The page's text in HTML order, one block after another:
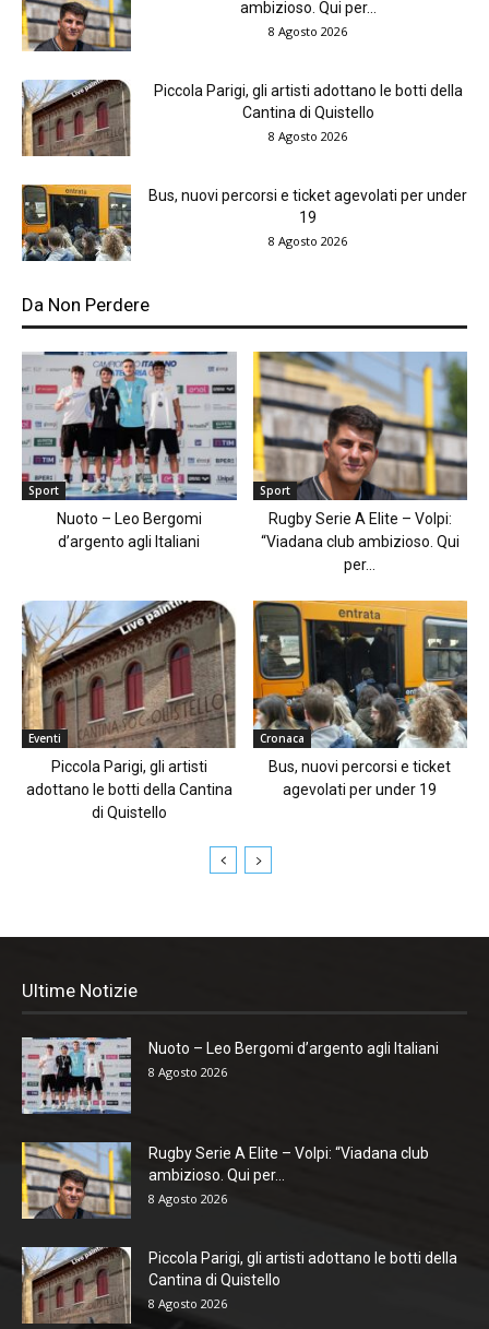
ambizioso. Qui per...
8 Agosto 2026
Piccola Parigi, gli artisti adottano le botti della
Cantina di Quistello
8 Agosto 2026
Bus, nuovi percorsi e ticket agevolati per under
19
8 Agosto 2026
Da Non Perdere
Sport
Nuoto – Leo Bergomi
d’argento agli Italiani
Sport
Rugby Serie A Elite – Volpi:
“Viadana club ambizioso. Qui
per...
Eventi
Piccola Parigi, gli artisti
adottano le botti della Cantina
di Quistello
Cronaca
Bus, nuovi percorsi e ticket
agevolati per under 19
Ultime Notizie
Nuoto – Leo Bergomi d’argento agli Italiani
8 Agosto 2026
Rugby Serie A Elite – Volpi: “Viadana club
ambizioso. Qui per...
8 Agosto 2026
Piccola Parigi, gli artisti adottano le botti della
Cantina di Quistello
8 Agosto 2026